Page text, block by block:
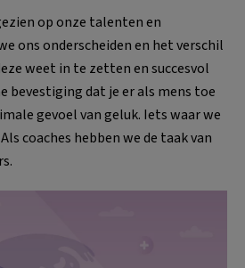
op onze talenten en
ons onderscheiden en het verschil
weet in te zetten en succesvol
bevestiging dat je er als mens toe
gevoel van geluk. Iets waar we
coaches hebben we de taak van